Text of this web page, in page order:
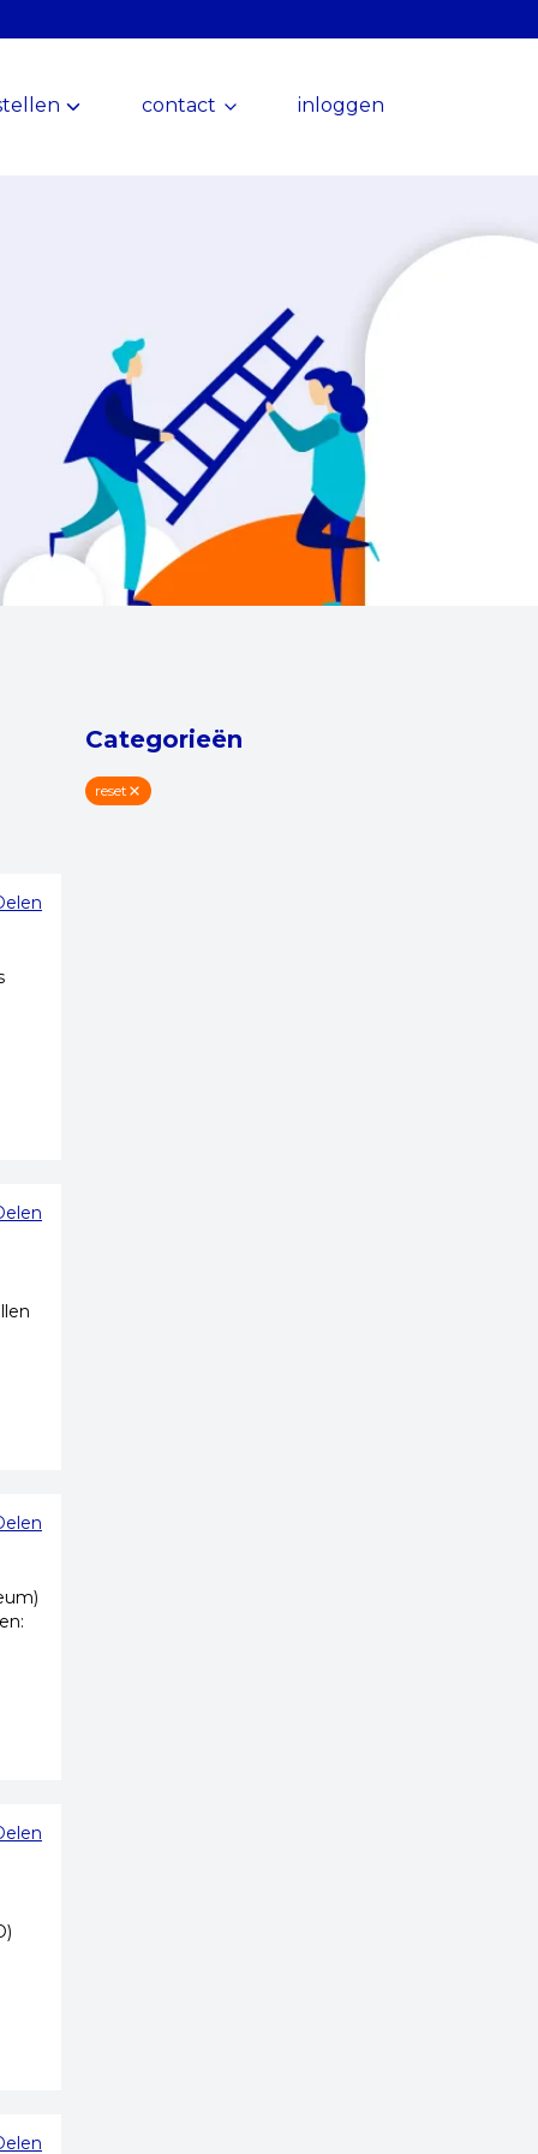
contact inloggen
Categorieën
reset